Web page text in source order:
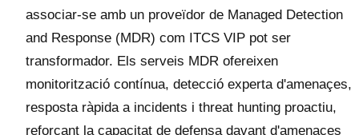
associar-se amb un proveïdor de Managed Detection
and Response (MDR) com ITCS VIP pot ser
transformador. Els serveis MDR ofereixen
monitorització contínua, detecció experta d'amenaçes,
resposta ràpida a incidents i threat hunting proactiu,
reforçant la capacitat de defensa davant d'amenaçes